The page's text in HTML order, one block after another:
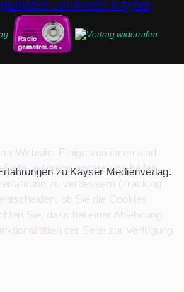
Website. Einige von ihnen sind
während andere uns helfen,
zu verbessern (Tracking
ob Sie die Cookies
Sie, dass bei einer Ablehnung
der Seite zur Verfügung